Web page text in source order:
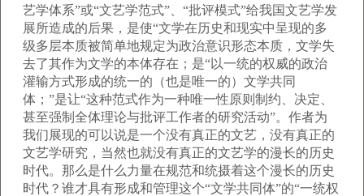
艺学体系”或“文艺学范式”、“批评模式”给我国文艺学发
展所造成的后果，是使“文学在历史和现实中呈现的多
级多层本质被简单地规定为政治意识形态本质，文学失
去了其作为文学的本体存在；是“以一统的权威的政治
灌输方式形成的统一的（也是唯一的）文学共同
体；”是让“这种范式作为一种唯一性原则制约、决定、
甚至强制全体理论与批评工作者的研究活动”。作者为
我们展现的可以说是一个没有真正的文艺，没有真正的
文艺学研究，当然也就没有真正的文艺学的漫长的历史
时代。那么是什么力量在规范和统摄着这个漫长的历史
时代？谁才具有形成和管理这个“文学共同体”的“一统权